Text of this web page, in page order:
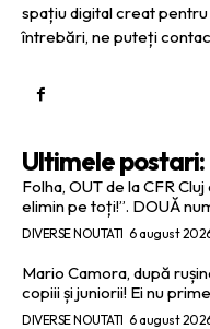
spațiu digital creat
întrebări, ne puteți
Ultimele postari:
Folha, OUT de la CFR
elimin pe toți!”. DOUĂ
DIVERSE NOUTATI 6 august
Mario Camora, după
copiii și juniorii! Ei nu
DIVERSE NOUTATI 6 august